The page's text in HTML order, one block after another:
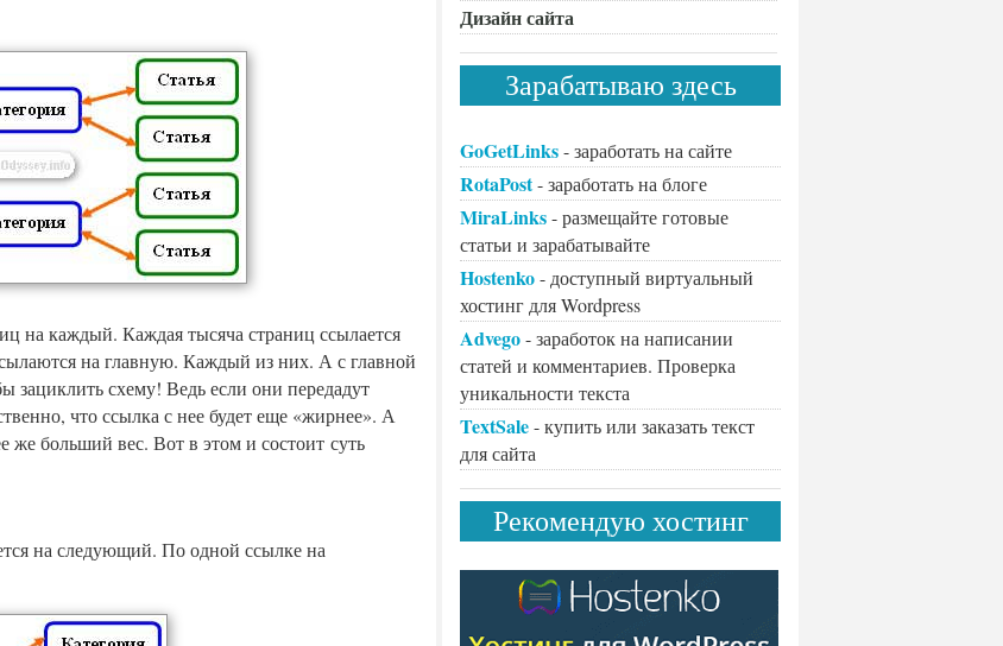
на каждый. Каждая тысяча страниц ссылается
на главную. Каждый из них. А с главной
зациклить схему! Ведь если они передадут
что ссылка с нее будет еще «жирнее». А
же больший вес. Вот в этом и состоит суть
на следующий. По одной ссылке на
Дизайн сайта
Зарабатываю здесь
GoGetLinks- заработать на сайте
RotaPost- заработать на блоге
MiraLinks- размещайте готовые
статьи и зарабатывайте
Hostenko- доступный виртуальный
хостинг для Wordpress
Advego- заработок на написании
статей и комментариев. Проверка
уникальности текста
TextSale- купить или заказать текст
для сайта
Рекомендую хостинг